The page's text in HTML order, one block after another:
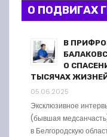
О ПОДВИГАХ
В
О
ТЫСЯЧАХ
05.06.2025
Эксклюзивное
(бывшая
в Белгородскую